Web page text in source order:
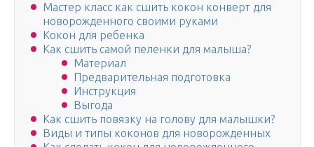
Мастер класс как сшить кокон конверт для
новорожденного своими руками
Кокон для ребенка
Как сшить самой пеленки для малыша?
Материал
Предварительная подготовка
Инструкция
Выгода
Как сшить повязку на голову для малышки?
Виды и типы коконов для новорожденных